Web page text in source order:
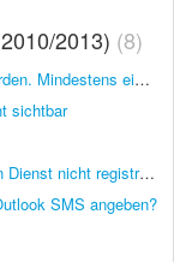
2013) 8
Der Vorgang konnte nicht abgeschlossen werden. Mindestens ein Parameter ist ungültig
sichtbar
Es kommt die Fehlermeldung "Sie haben den Dienst nicht registriert."
SMS angeben?